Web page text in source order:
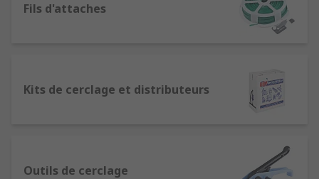
Fils d'attaches
Kits de cerclage et distributeurs
Outils de cerclage